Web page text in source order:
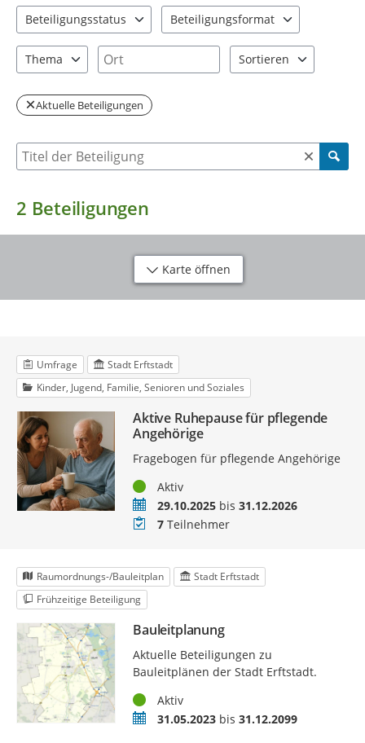
Beteiligungsstatus
Beteiligungsformat
Thema
Ort
Sortieren
Aktuelle Beteiligungen
Suche nach Beteiligung
2 Beteiligungen
Karte öffnen
Umfrage
Stadt Erftstadt
Kinder, Jugend, Familie, Senioren und Soziales
Aktive Ruhepause für pflegende
Angehörige
Fragebogen für pflegende Angehörige
StatusAktiv
Zeitraum29.10.2025bis 31.12.2026
Teilnehmer
7Teilnehmer
Raumordnungs-/Bauleitplan
Stadt Erftstadt
Frühzeitige Beteiligung
Bauleitplanung
Aktuelle Beteiligungen zu
Bauleitplänen der Stadt Erftstadt.
StatusAktiv
Zeitraum31.05.2023bis 31.12.2099